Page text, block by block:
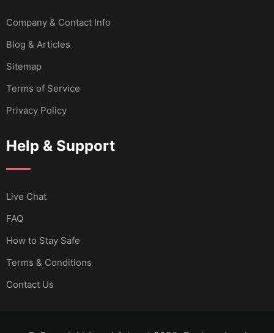
Company & Contact Info
Blog & Articles
Sitemap
Terms of Service
Privacy Policy
Help & Support
Live Chat
FAQ
How to Stay Safe
Terms & Conditions
Contact Us